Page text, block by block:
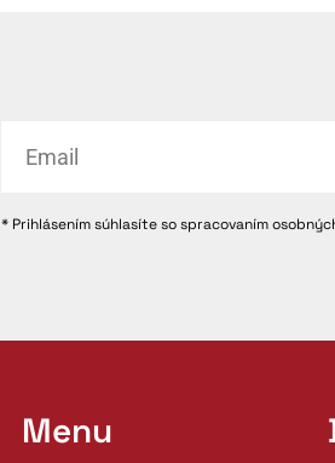
* Prihlásením súhlasíte so spracovaním
Menu